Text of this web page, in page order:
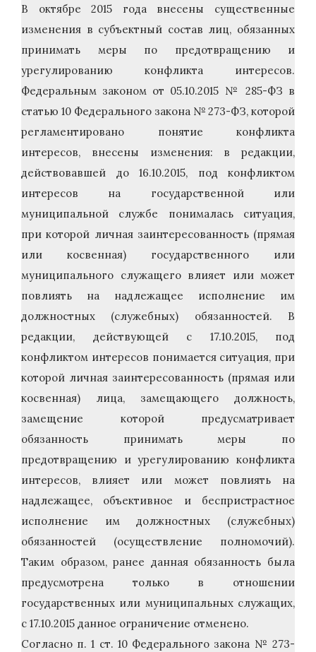
В октябре 2015 года внесены существенные
изменения в субъектный состав лиц, обязанных
принимать меры по предотвращению и
урегулированию конфликта интересов.
Федеральным законом от 05.10.2015 № 285-ФЗ в
статью 10 Федерального закона № 273-ФЗ, которой
регламентировано понятие конфликта
интересов, внесены изменения: в редакции,
действовавшей до 16.10.2015, под конфликтом
интересов на государственной или
муниципальной службе понималась ситуация,
при которой личная заинтересованность (прямая
или косвенная) государственного или
муниципального служащего влияет или может
повлиять на надлежащее исполнение им
должностных (служебных) обязанностей. В
редакции, действующей с 17.10.2015, под
конфликтом интересов понимается ситуация, при
которой личная заинтересованность (прямая или
косвенная) лица, замещающего должность,
замещение которой предусматривает
обязанность принимать меры по
предотвращению и урегулированию конфликта
интересов, влияет или может повлиять на
надлежащее, объективное и беспристрастное
исполнение им должностных (служебных)
обязанностей (осуществление полномочий).
Таким образом, ранее данная обязанность была
предусмотрена только в отношении
государственных или муниципальных служащих,
с 17.10.2015 данное ограничение отменено.
Согласно п. 1 ст. 10 Федерального закона № 273-